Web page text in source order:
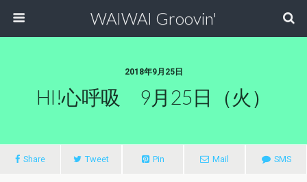
WAIWAI Groovin'
2018年9月25日
HI!心呼吸 9月25日（火）
Share Tweet Pin Mail SMS